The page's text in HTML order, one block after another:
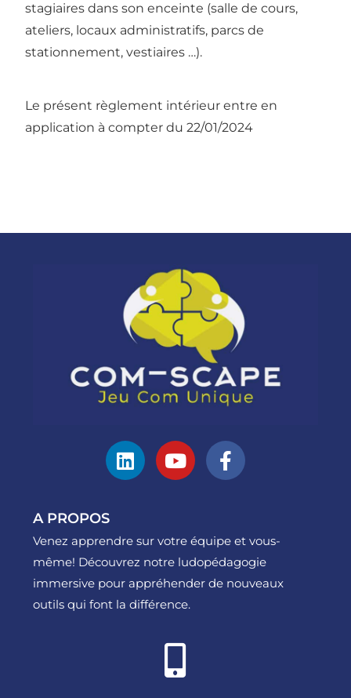
stagiaires dans son enceinte (salle de cours,
ateliers, locaux administratifs, parcs de
stationnement, vestiaires …).
Le présent règlement intérieur entre en
application à compter du 22/01/2024
A PROPOS
Venez apprendre sur votre équipe et vous-
même! Découvrez notre ludopédagogie
immersive pour appréhender de nouveaux
outils qui font la différence.